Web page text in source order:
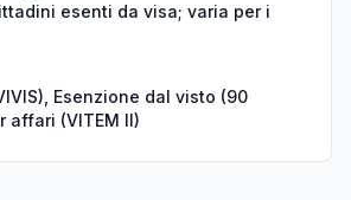
esenti da visa; varia per i
Esenzione dal visto (90
affari (VITEM II)